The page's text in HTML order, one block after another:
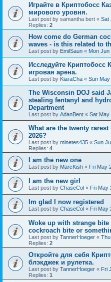
Играйте в Криптобосс
мирового уровня.
Last post by samantha bert « Sat
Replies: 2
How come do German
waves - is this related to
Last post by EmilSaun « Mon Jun
Исследуйте Криптобосс
игровая арена.
Last post by KiaraCha « Sun
The Wisconsin DOJ said
stealing fentanyl and
Department
Last post by AdanBent « Sat May
What are the twenty
2026?
Last post by minetes435 « Sun
Replies: 4
I am the new one
Last post by MarcKish « Fri May
I am the new girl
Last post by ChaseCol « Fri May
Im glad I now registered
Last post by ChaseCol « Fri May
Woke up with strange
cockroach bite or
Last post by TannerHoeger «
Replies: 2
Откройте для себя
блэкджек и рулетка.
Last post by TannerHoeger « Fri
Replies: 1